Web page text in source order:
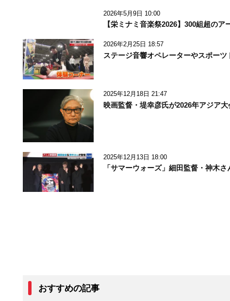
2026年5月9日 10:00
【栄ミナミ音楽祭2026】300組超の
2026年2月25日 18:57
ステージ音響オペレーターやスポー
2025年12月18日 21:47
映画監督・堤幸彦氏が2026年アジア
2025年12月13日 18:00
「サマーウォーズ」細田監督・神木
おすすめの記事